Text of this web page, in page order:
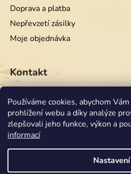
Používáme cookies, abychom
prohlížení webu a díky analýze
zlepšovali jeho funkce, výkon a
informací
Nastavení
Doprava a platba
Nepřevzetí zásilky
Moje objednávka
Kontakt
info @equiwest.cz
+420724001554